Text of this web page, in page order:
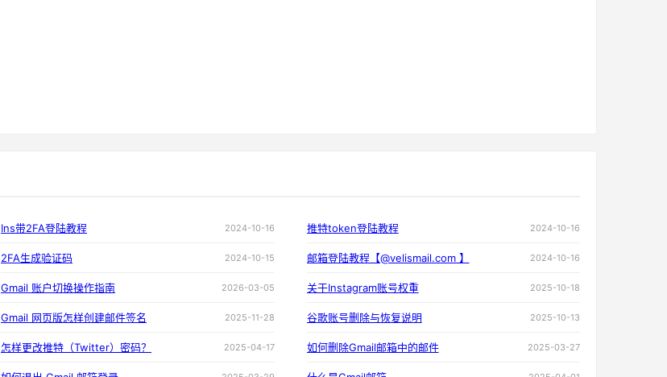
Ins带2FA登陆教程 2024-10-16 推特token登陆教程 2024-10-16
2FA生成验证码 2024-10-15 邮箱登陆教程【@velismail.com 】 2024-10-16
Gmail 账户切换操作指南 2026-03-05 关于Instagram账号权重 2025-10-18
Gmail 网页版怎样创建邮件签名 2025-11-28 谷歌账号删除与恢复说明 2025-10-13
怎样更改推特（Twitter）密码？ 2025-04-17 如何删除Gmail邮箱中的邮件 2025-03-27